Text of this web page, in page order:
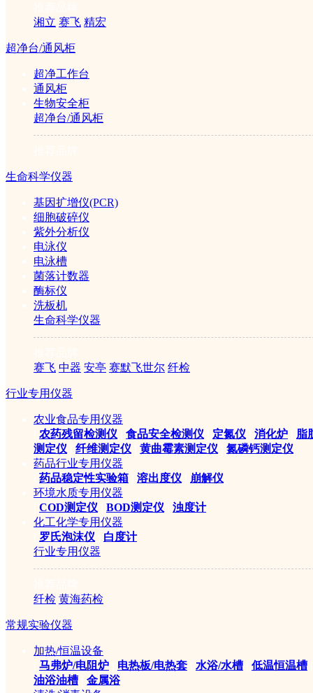
湘立 赛飞 精宏
超净台/通风柜
超净工作台
通风柜
生物安全柜
超净台/通风柜
生命科学仪器
基因扩增仪(PCR)
细胞破碎仪
紫外分析仪
电泳仪
电泳槽
菌落计数器
酶标仪
洗板机
生命科学仪器
赛飞 中器 安亭 赛默飞世尔 纤检
行业专用仪器
农业食品专用仪器
农药残留检测仪 食品安全检测仪 定氮仪 消化炉
脂
测定仪
纤维测定仪 黄曲霉素测定仪
氮磷钙测定仪
药品行业专用仪器
药品稳定性实验箱 溶出度仪
崩解仪
环境水质专用仪器
COD测定仪 BOD测定仪
浊度计
化工化学专用仪器
罗氏泡沫仪
白度计
行业专用仪器
纤检 黄海药检
常规实验仪器
加热/恒温设备
马弗炉/电阻炉 电热板/电热套 水浴/水槽 低温恒温槽
油浴油槽
金属浴